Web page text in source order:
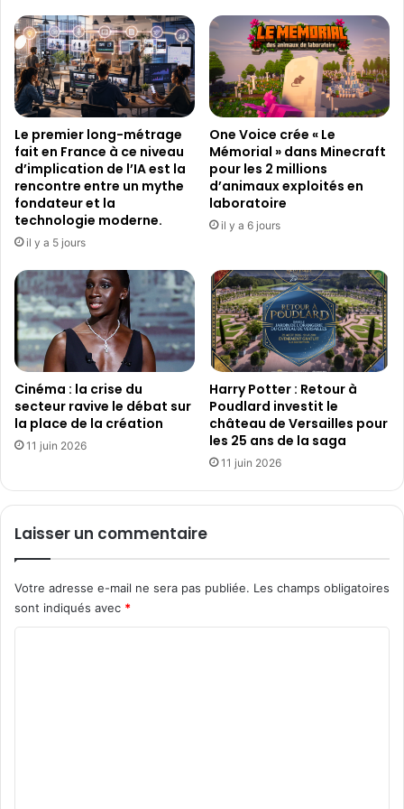
è
s
a
u
j
o
u
r
d
'
h
s
u
r
C
r
o
i
s
d
u
3
a
u
a
c
o
m
é
i
e
o
n
t
a
t
c
h
o
m
m
u
n
m
p
d
'
u
Le premier long-métrage
fait en France à ce niveau
d’implication de l’IA est la
rencontre entre un mythe
fondateur et la
technologie moderne.
il y a 5 jours
One Voice crée « Le
Mémorial » dans Minecraft
pour les 2 millions
d’animaux exploités en
laboratoire
il y a 6 jours
Cinéma : la crise du
secteur ravive le débat sur
la place de la création
11 juin 2026
Harry Potter : Retour à
Poudlard investit le
château de Versailles pour
les 25 ans de la saga
11 juin 2026
Laisser un commentaire
Votre adresse e-mail ne sera pas publiée. Les champs obligatoires
sont indiqués avec *